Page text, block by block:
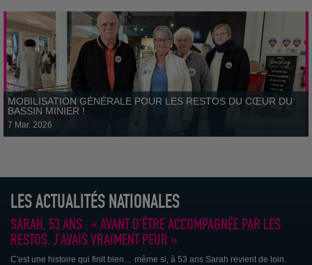
Yan Laurent part à l’assaut de la France à vélo pour les Restos du
Cœur !
Un défi...
MOBILISATION GÉNÉRALE POUR LES RESTOS DU CŒUR DU
BASSIN MINIER !
7 Mar. 2026
LES ACTUALITÉS NATIONALES
SARAH, 53 ANS : « AVANT D’ÊTRE ACCOMPAGNÉE PAR LES
RESTOS, J’AVAIS VRAIMENT PEUR »
C'est une histoire qui finit bien… même si, à 53 ans Sarah revient de loin.